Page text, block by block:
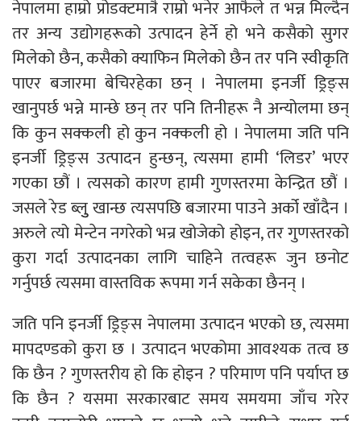
नेपालमा हाम्रो प्रोडक्टमात्रै राम्रो भनेर आफैले त भन्न मिल्दैन
तर अन्य उद्योगहरूको उत्पादन हेर्ने हो भने कसैको सुगर
मिलेको छैन, कसैको क्याफिन मिलेको छैन तर पनि स्वीकृति
पाएर बजारमा बेचिरहेका छन् । नेपालमा इनर्जी ड्रिङ्स
खानुपर्छ भन्ने मान्छे छन् तर पनि तिनीहरू नै अन्योलमा छन्
कि कुन सक्कली हो कुन नक्कली हो । नेपालमा जति पनि
इनर्जी ड्रिङ्स उत्पादन हुन्छन्, त्यसमा हामी ‘लिडर’ भएर
गएका छौं । त्यसको कारण हामी गुणस्तरमा केन्द्रित छौं ।
जसले रेड ब्लुु खान्छ त्यसपछि बजारमा पाउने अर्को खाँदैन ।
अरुले त्यो मेन्टेन नगरेको भन्र खोजेको होइन, तर गुणस्तरको
कुरा गर्दा उत्पादनका लागि चाहिने तत्वहरू जुन छनोट
गर्नुपर्छ त्यसमा वास्तविक रूपमा गर्न सकेका छैनन् ।
जति पनि इनर्जी ड्रिङ्स नेपालमा उत्पादन भएको छ, त्यसमा
मापदण्डको कुरा छ । उत्पादन भएकोमा आवश्यक तत्व छ
कि छैन ? गुणस्तरीय हो कि होइन ? परिमाण पनि पर्याप्त छ
कि छैन ? यसमा सरकारबाट समय समयमा जाँच गरेर